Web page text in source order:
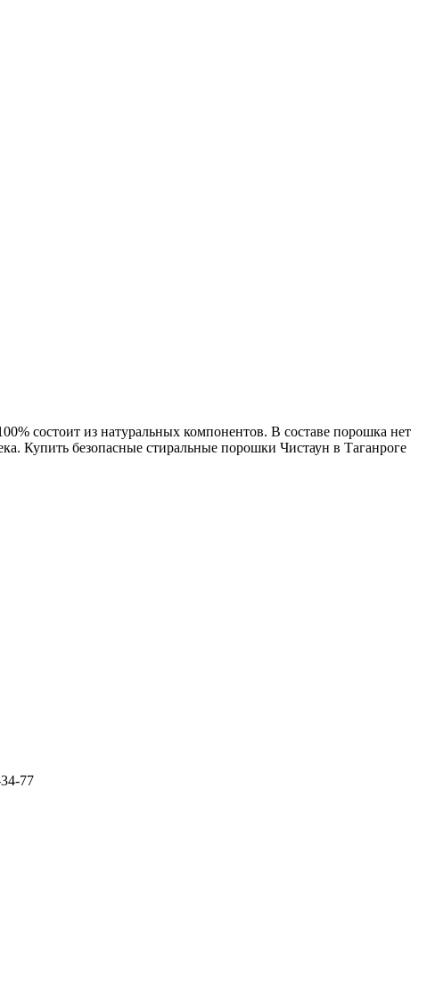
состоит из натуральных компонентов. В составе порошка нет
Купить безопасные стиральные порошки Чистаун в Таганроге
77